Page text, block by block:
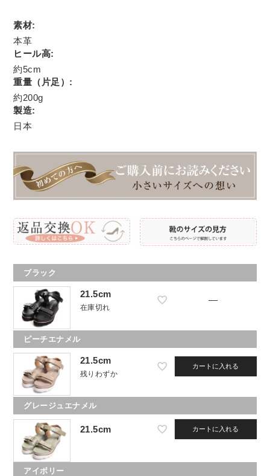
素材:
本革
ヒール高:
約5cm
重量（片足）:
約200g
製造:
日本
ブラック
21.5cm
在庫切れ
—
ピーチエナメル
21.5cm
残りわずか
カートに入れる
グレージュエナメル
21.5cm カートに入れる
アイボリー